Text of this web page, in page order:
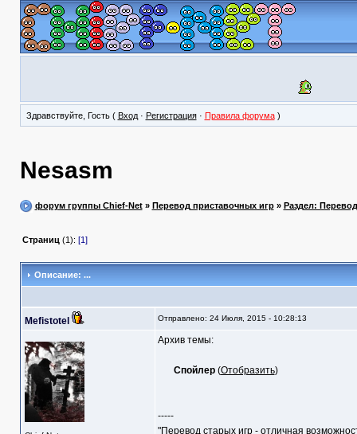
Здравствуйте, Гость ( Вход· Регистрация· Правила форума)
Nesasm
форум группы Chief-Net» Перевод приставочных игр» Раздел:
Страниц (1): [1]
Описание: ...
Mefistotel Отправлено: 24 Июля, 2015 - 10:28:13
Архив темы:
Спойлер (Отобразить)
-----
"Перевод старых игр - отличная